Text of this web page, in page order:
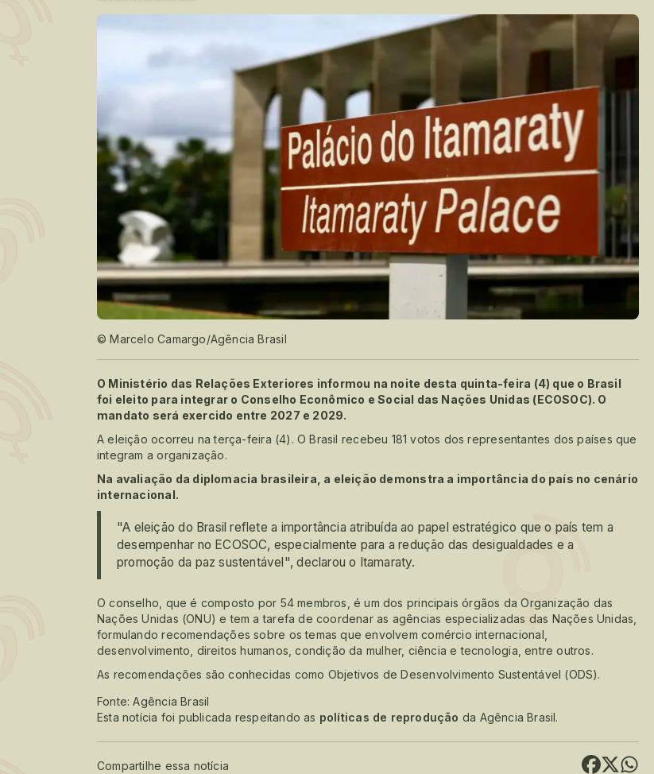
© Marcelo Camargo/Agência Brasil
O Ministério das Relações Exteriores informou na noite desta quinta-feira (4) que o Brasil
foi eleito para integrar o Conselho Econômico e Social das Nações Unidas (ECOSOC). O
mandato será exercido entre 2027 e 2029.
A eleição ocorreu na terça-feira (4). O Brasil recebeu 181 votos dos representantes dos países que
integram a organização.
Na avaliação da diplomacia brasileira, a eleição demonstra a importância do país no cenário
internacional.
"A eleição do Brasil reflete a importância atribuída ao papel estratégico que o país tem a
desempenhar no ECOSOC, especialmente para a redução das desigualdades e a
promoção da paz sustentável", declarou o Itamaraty.
O conselho, que é composto por 54 membros, é um dos principais órgãos da Organização das
Nações Unidas (ONU) e tem a tarefa de coordenar as agências especializadas das Nações Unidas,
formulando recomendações sobre os temas que envolvem comércio internacional,
desenvolvimento, direitos humanos, condição da mulher, ciência e tecnologia, entre outros.
As recomendações são conhecidas como Objetivos de Desenvolvimento Sustentável (ODS).
Fonte: Agência Brasil
Esta notícia foi publicada respeitando as políticas de reprodução da Agência Brasil.
Compartilhe essa notícia